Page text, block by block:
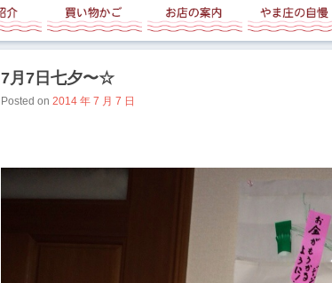
7月7日七夕〜☆
Posted on 2014 年 7 月 7 日